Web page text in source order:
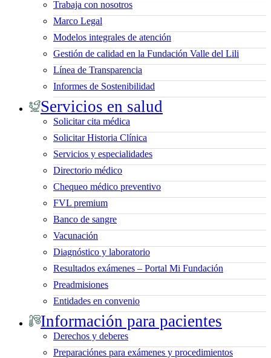
Trabaja con nosotros
Marco Legal
Modelos integrales de atención
Gestión de calidad en la Fundación Valle del Lili
Línea de Transparencia
Informes de Sostenibilidad
Servicios en salud
Solicitar cita médica
Solicitar Historia Clínica
Servicios y especialidades
Directorio médico
Chequeo médico preventivo
FVL premium
Banco de sangre
Vacunación
Diagnóstico y laboratorio
Resultados exámenes – Portal Mi Fundación
Preadmisiones
Entidades en convenio
Información para pacientes
Derechos y deberes
Preparaciónes para exámenes y procedimientos